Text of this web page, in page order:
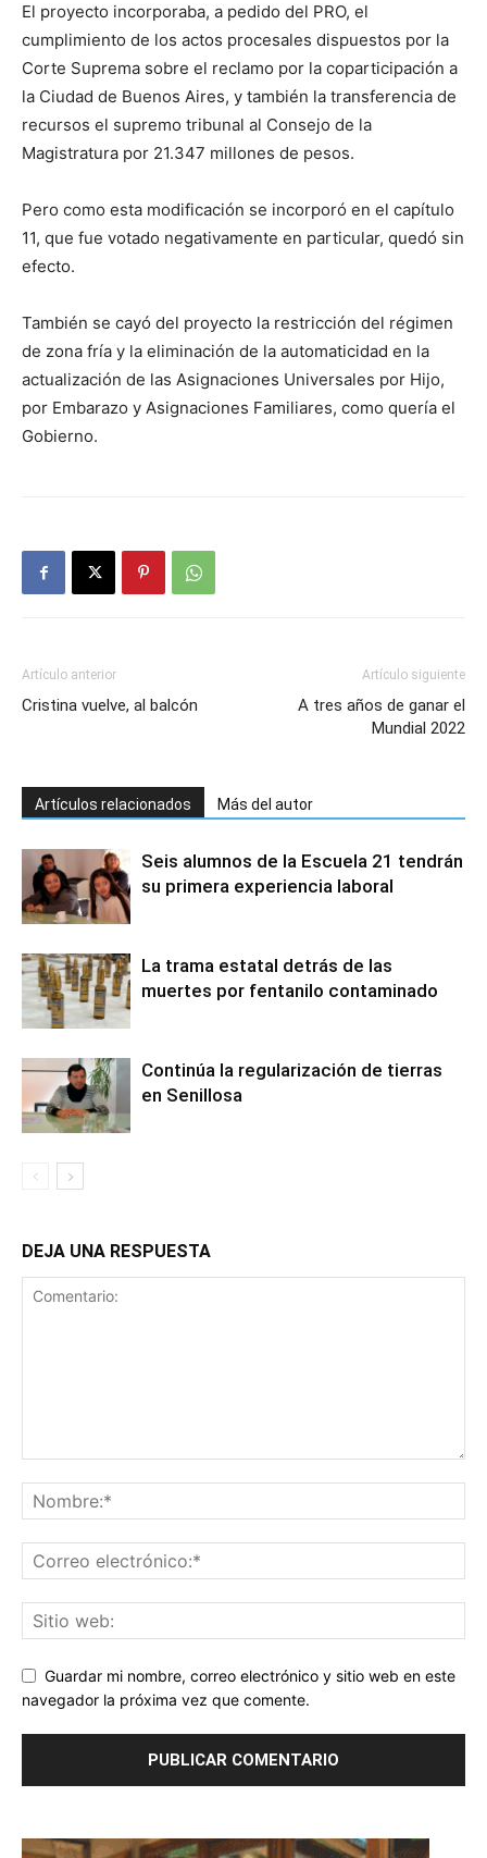
El proyecto incorporaba, a pedido del PRO, el
cumplimiento de los actos procesales dispuestos por la
Corte Suprema sobre el reclamo por la coparticipación a
la Ciudad de Buenos Aires, y también la transferencia de
recursos el supremo tribunal al Consejo de la
Magistratura por 21.347 millones de pesos.
Pero como esta modificación se incorporó en el capítulo
11, que fue votado negativamente en particular, quedó sin
efecto.
También se cayó del proyecto la restricción del régimen
de zona fría y la eliminación de la automaticidad en la
actualización de las Asignaciones Universales por Hijo,
por Embarazo y Asignaciones Familiares, como quería el
Gobierno.
Artículo anterior
Cristina vuelve, al balcón
Artículo siguiente
A tres años de ganar el
Mundial 2022
Artículos relacionados Más del autor
Seis alumnos de la Escuela 21 tendrán
su primera experiencia laboral
La trama estatal detrás de las
muertes por fentanilo contaminado
Continúa la regularización de tierras
en Senillosa
DEJA UNA RESPUESTA
Guardar mi nombre, correo electrónico y sitio web en este
navegador la próxima vez que comente.